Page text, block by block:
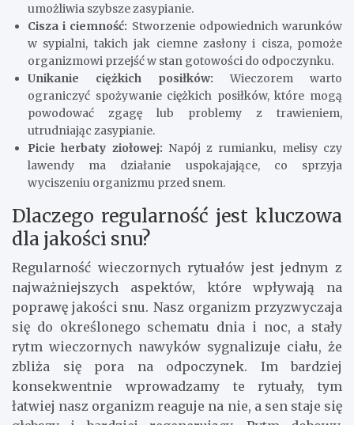
umożliwia szybsze zasypianie.
Cisza i ciemność: Stworzenie odpowiednich warunków
w sypialni, takich jak ciemne zasłony i cisza, pomoże
organizmowi przejść w stan gotowości do odpoczynku.
Unikanie ciężkich posiłków: Wieczorem warto
ograniczyć spożywanie ciężkich posiłków, które mogą
powodować zgagę lub problemy z trawieniem,
utrudniając zasypianie.
Picie herbaty ziołowej: Napój z rumianku, melisy czy
lawendy ma działanie uspokajające, co sprzyja
wyciszeniu organizmu przed snem.
Dlaczego regularność jest kluczowa
dla jakości snu?
Regularność wieczornych rytuałów jest jednym z
najważniejszych aspektów, które wpływają na
poprawę jakości snu. Nasz organizm przyzwyczaja
się do określonego schematu dnia i noc, a stały
rytm wieczornych nawyków sygnalizuje ciału, że
zbliża się pora na odpoczynek. Im bardziej
konsekwentnie wprowadzamy te rytuały, tym
łatwiej nasz organizm reaguje na nie, a sen staje się